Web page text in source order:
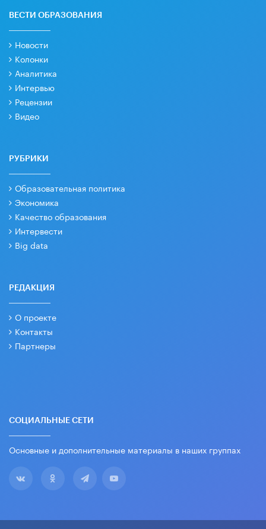
ВЕСТИ ОБРАЗОВАНИЯ
Новости
Колонки
Аналитика
Интервью
Рецензии
Видео
РУБРИКИ
Образовательная политика
Экономика
Качество образования
Интервести
Big data
РЕДАКЦИЯ
О проекте
Контакты
Партнеры
СОЦИАЛЬНЫЕ СЕТИ
Основные и дополнительные материалы в наших группах